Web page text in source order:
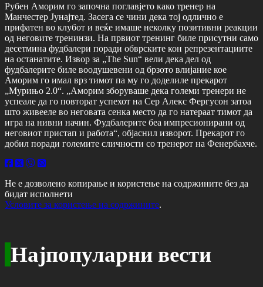
Рубен Аморим го започна поглавјето како тренер на
Манчестер Јунајтед. Засега се чини дека тој одлично е
прифатен во клубот и веќе имаше неколку позитивни реакции
од неговите тренинзи. На првиот тренинг биле присутни само
десетмина фудбалери поради обврските кон репрезентациите
на останатите. Извор за „The Sun“ вели дека дел од
фудбалерите биле воодушевени од брзото влијание кое
Аморим го имал врз тимот па му го доделиле прекарот
„Мурињо 2.0“. „Аморим зборуваше дека големи тренери не
успеале да го повторат успехот на Сер Алекс Фергусон затоа
што живееле во неговата сенка место да го натераат тимот да
игра на нивни начин. Фудбалерите беа импресионирани од
неговиот пристап и работа“, објаснил изворот. Прекарот го
добил поради големите сличности со тренерот на Фенербахче.
Не е дозволено копирање и користење на содржините без да
бидат исполнети
Условите за користење на содржините.
Најпопуларни вести